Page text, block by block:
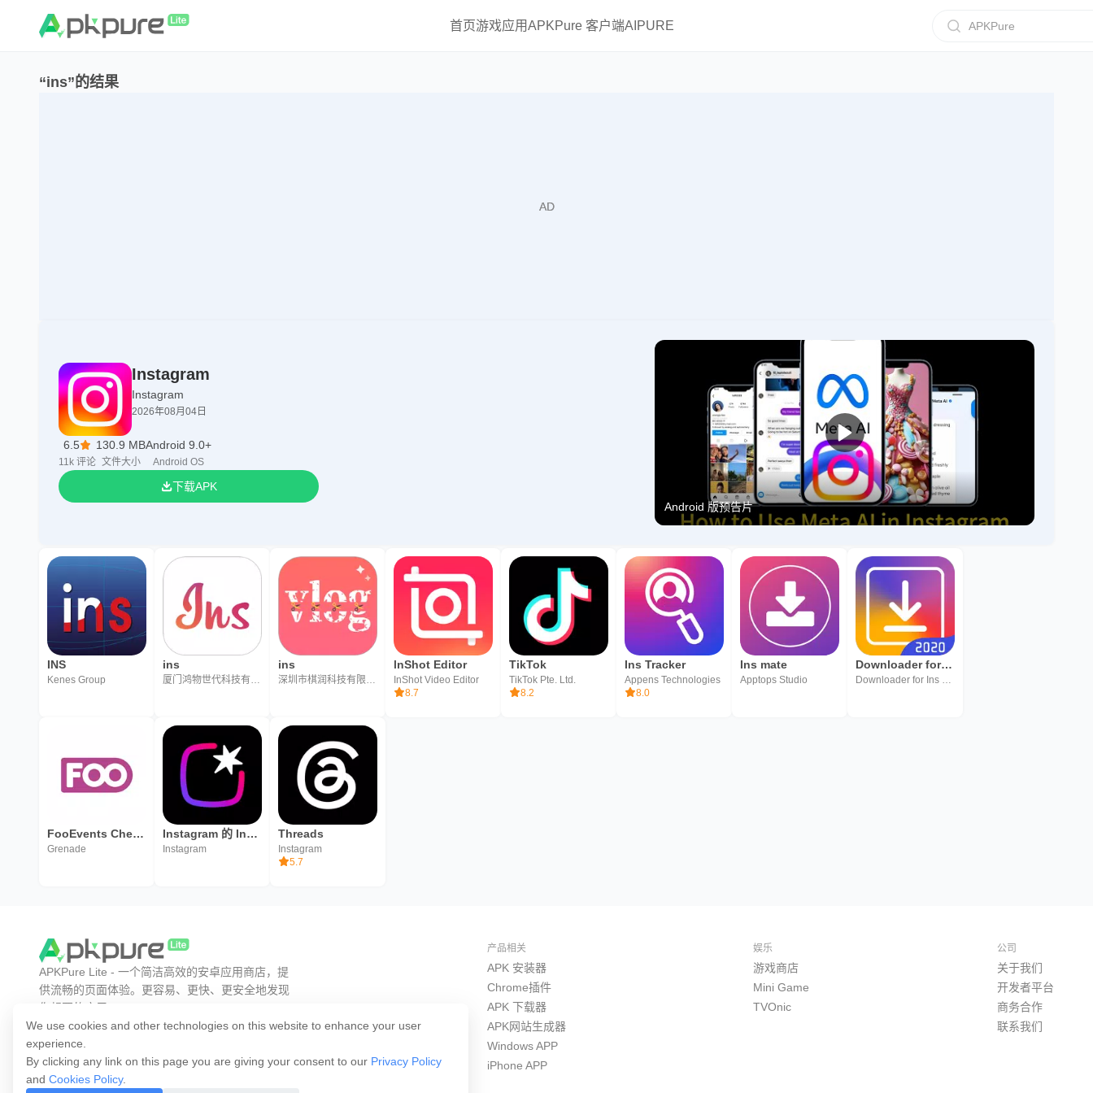
首页游戏应用APKPure 客户端AIPURE APKPure
“ins”的结果
Instagram
Instagram
2026年08月04日
6.5
11k 评论
130.9 MB
文件大小
Android 9.0+
Android OS
下载APK
Android 版预告片
INS
Kenes Group
ins
厦门鸿物世代科技有限公司
ins
深圳市棋润科技有限公司
lnShot Editor
InShot Video Editor
8.7
TikTok
TikTok Pte. Ltd.
8.2
Ins Tracker
Appens Technologies
8.0
Ins mate
Apptops Studio
Downloader for Ins
Downloader for Ins Team
FooEvents Check-ins
Grenade
Instagram 的 Instants 应用
Instagram
Threads
Instagram
5.7
We use cookies and other technologies on this website to enhance your user
experience.
By clicking any link on this page you are giving your consent to our Privacy Policy
and Cookies Policy.
APKPure Lite - 一个简洁高效的安卓应用商店，提
供流畅的页面体验。更容易、更快、更安全地发现
你想要的应用。
产品相关
APK 安装器
Chrome插件
APK 下载器
APK网站生成器
Windows APP
iPhone APP
娱乐
游戏商店
Mini Game
TVOnic
公司
关于我们
开发者平台
商务合作
联系我们